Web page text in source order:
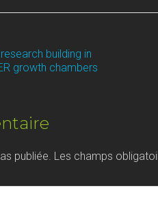
building in
growth chambers
publiée. Les champs